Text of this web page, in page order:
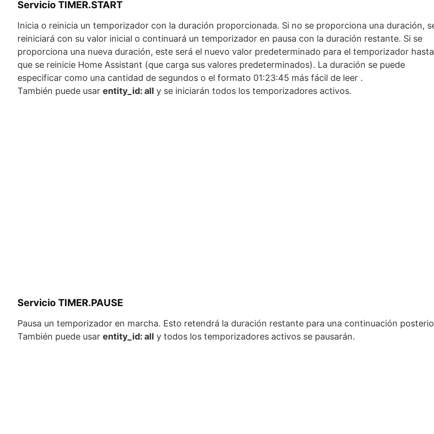
Servicio TIMER.START
Inicia o reinicia un temporizador con la duración proporcionada. Si no se proporciona una duración,
reiniciará con su valor inicial o continuará un temporizador en pausa con la duración restante. Si se
proporciona una nueva duración, este será el nuevo valor predeterminado para el temporizador hasta
que se reinicie Home Assistant (que carga sus valores predeterminados). La duración se puede
especificar como una cantidad de segundos o el formato 01:23:45 más fácil de leer .
También puede usar entity_id: all y se iniciarán todos los temporizadores activos.
Servicio TIMER.PAUSE
Pausa un temporizador en marcha. Esto retendrá la duración restante para una continuación
También puede usar entity_id: all y todos los temporizadores activos se pausarán.